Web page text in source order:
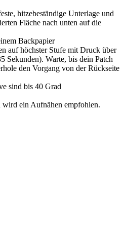
hitzebeständige Unterlage und
Fläche nach unten auf die
Backpapier
auf höchster Stufe mit Druck über
Sekunden). Warte, bis dein Patch
den Vorgang von der Rückseite
sind bis 40 Grad
wird ein Aufnähen empfohlen.